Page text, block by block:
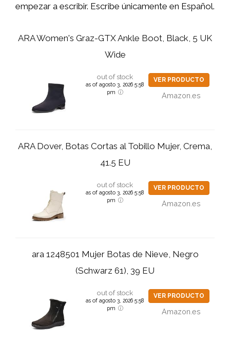
empezar a escribir. Escribe únicamente en Español.
ARA Women's Graz-GTX Ankle Boot, Black, 5 UK
Wide
out of stock
as of agosto 3, 2026 5:58
pm
VER PRODUCTO
Amazon.es
ARA Dover, Botas Cortas al Tobillo Mujer, Crema,
41.5 EU
out of stock
as of agosto 3, 2026 5:58
pm
VER PRODUCTO
Amazon.es
ara 1248501 Mujer Botas de Nieve, Negro
(Schwarz 61), 39 EU
out of stock
as of agosto 3, 2026 5:58
pm
VER PRODUCTO
Amazon.es